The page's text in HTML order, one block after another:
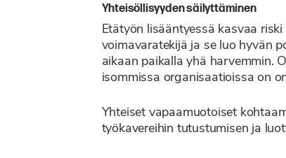
Yhteisöllisyyden säilyttäminen
Etätyön lisääntyessä kasvaa
voimavaratekijä ja se luo hyvän
aikaan paikalla yhä harvemmin.
isommissa organisaatioissa on
Yhteiset vapaamuotoiset
työkavereihin tutustumisen ja